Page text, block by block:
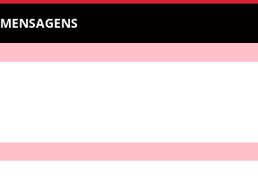
MENSAGENS